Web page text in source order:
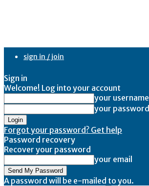
sign in / join
Sign in
Welcome! Log into your account
your username
your password
Forgot your password? Get help
Password recovery
Recover your password
your email
A password will be e-mailed to you.